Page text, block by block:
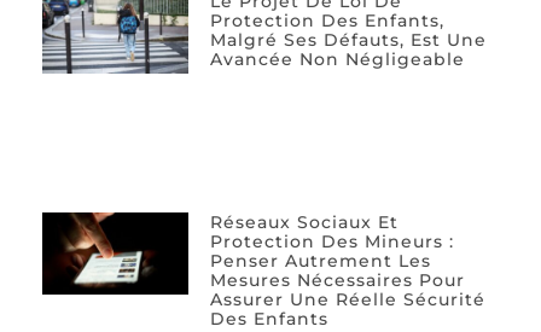
Protection Des Enfants,
Malgré Ses Défauts, Est Une
Avancée Non Négligeable
Réseaux Sociaux Et
Protection Des Mineurs :
Penser Autrement Les
Mesures Nécessaires Pour
Assurer Une Réelle Sécurité
Des Enfants